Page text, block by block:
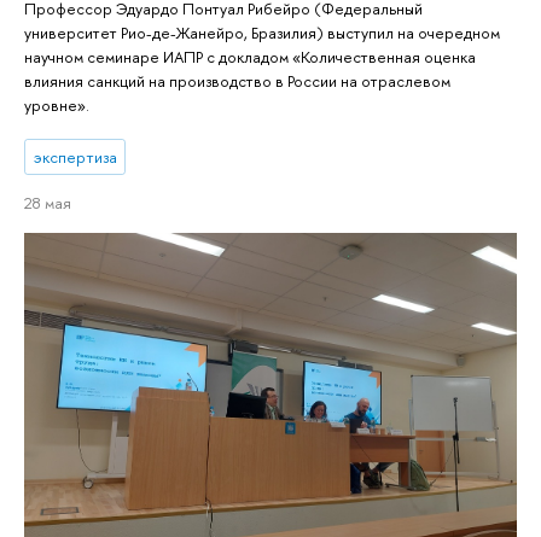
Профессор Эдуардо Понтуал Рибейро (Федеральный
университет Рио-де-Жанейро, Бразилия) выступил на очередном
научном семинаре ИАПР с докладом «Количественная оценка
влияния санкций на производство в России на отраслевом
уровне».
экспертиза
28 мая